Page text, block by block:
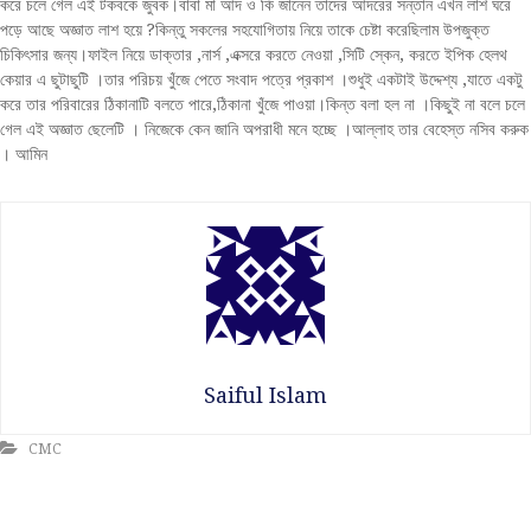
পড়ে আছে অজ্ঞাত লাশ হয়ে ?কিন্তু সকলের সহযোগিতায় নিয়ে তাকে চেষ্টা করেছিলাম উপজুক্ত
চিকিৎসার জন্য।ফাইল নিয়ে ডাক্তার ,নার্স ,এক্সরে করতে নেওয়া ,সিটি স্কেন, করতে ইপিক হেলথ
কেয়ার এ ছুটাছুটি ।তার পরিচয় খুঁজে পেতে সংবাদ পত্রে প্রকাশ ।শুধুই একটাই উদ্দেশ্য ,যাতে একটু
করে তার পরিবারের ঠিকানাটি বলতে পারে,ঠিকানা খুঁজে পাওয়া।কিন্ত বলা হল না ।কিছুই না বলে চলে
গেল এই অজ্ঞাত ছেলেটি । নিজেকে কেন জানি অপরাধী মনে হচ্ছে ।আল্লাহ তার বেহেস্ত নসিব করুক
। আমিন
Saiful Islam
CMC